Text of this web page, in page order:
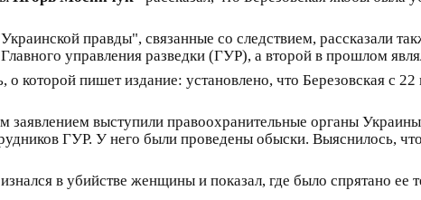
правды", связанные со следствием, рассказали
управления разведки (ГУР), а второй в прошлом
о которой пишет издание: установлено, что Березовская с
заявлением выступили правоохранительные органы
ГУР. У него были проведены обыски. Выяснилось,
в убийстве женщины и показал, где было спрятано ее